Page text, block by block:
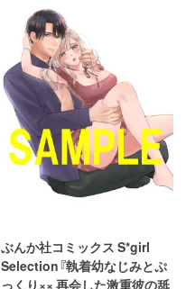
ぶんか社コミックス S*girl
Selection『執着幼なじみとぷ
っくり×× 再会した激重彼の舐